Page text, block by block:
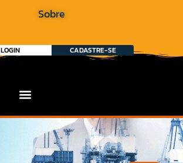
Sobre
LOGIN CADASTRE-SE